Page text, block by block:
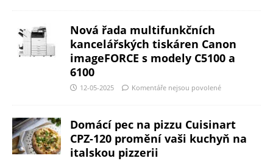
Nová řada multifunkčních
kancelářských tiskáren Canon
imageFORCE s modely C5100 a
6100
12-05-2025 Komentáře nejsou povolené
Domácí pec na pizzu Cuisinart
CPZ-120 promění vaši kuchyň na
italskou pizzerii